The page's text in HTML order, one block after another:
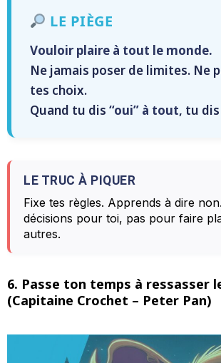
LE PIÈGE
Vouloir plaire à tout le monde.
Ne jamais poser de limites. Ne
tes choix.
Quand tu dis “oui” à tout, tu dis
LE TRUC À PIQUER
Fixe tes règles. Apprends à dire
décisions pour toi, pas pour faire
autres.
6. Passe ton temps à ressasser
(Capitaine Crochet – Peter Pan)